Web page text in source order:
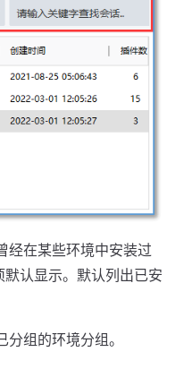
经在某些环境中安装过
认显示。默认列出已安
分组的环境分组。